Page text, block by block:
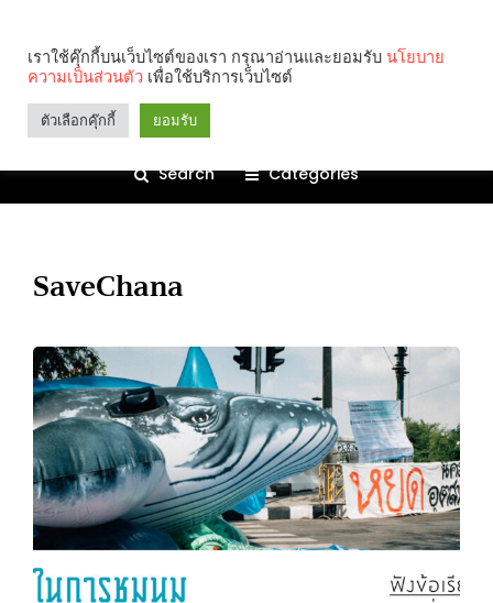
Search Categories
SaveChana
เราใช้คุ๊กกี้บนเว็บไซต์ของเรา กรุณาอ่านและยอมรับ นโยบาย
ความเป็นส่วนตัว เพื่อใช้บริการเว็บไซต์
ตัวเลือกคุ๊กกี้ ยอมรับ